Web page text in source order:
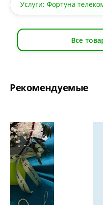
Услуги: Фортуна
Все
Рекомендуемые